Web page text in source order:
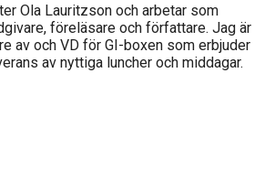
Ola Lauritzson och arbetar som
föreläsare och författare. Jag är
av och VD för GI-boxen som erbjuder
av nyttiga luncher och middagar.